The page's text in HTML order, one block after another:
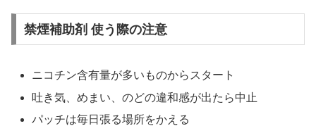
禁煙補助剤 使う際の注意
ニコチン含有量が多いものからスタート
吐き気、めまい、のどの違和感が出たら中止
パッチは毎日張る場所をかえる